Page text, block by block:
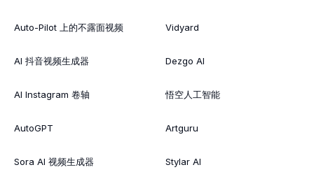
Auto-Pilot 上的不露面视频
AI 抖音视频生成器
AI Instagram 卷轴
AutoGPT
Sora AI 视频生成器
Vidyard
Dezgo AI
悟空人工智能
Artguru
Stylar AI